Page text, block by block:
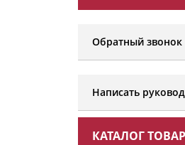
Обратный звонок
Написать
КАТАЛОГ